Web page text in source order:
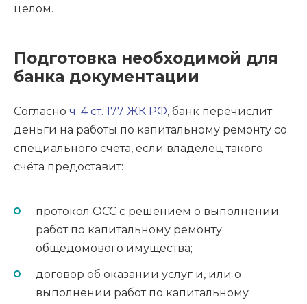
целом.
Подготовка необходимой для
банка документации
Согласно ч. 4 ст. 177 ЖК РФ, банк перечислит
деньги на работы по капитальному ремонту со
специального счёта, если владелец такого
счёта предоставит:
протокол ОСС с решением о выполнении
работ по капитальному ремонту
общедомового имущества;
договор об оказании услуг и, или о
выполнении работ по капитальному